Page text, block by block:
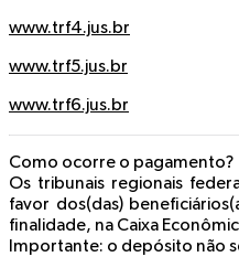
www.trf4.jus.br
www.trf5.jus.br
www.trf6.jus.br
Como ocorre o pagamento?
Os tribunais regionais
favor dos(das)
finalidade, na Caixa
Importante: o depósito não